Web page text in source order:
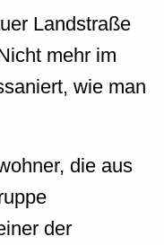
Landstraße
mehr im
wie man
die aus
der